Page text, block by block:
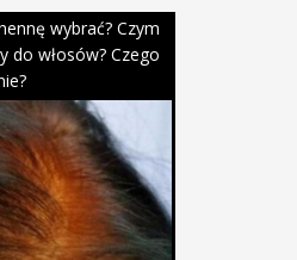
wybrać? Czym
do włosów? Czego